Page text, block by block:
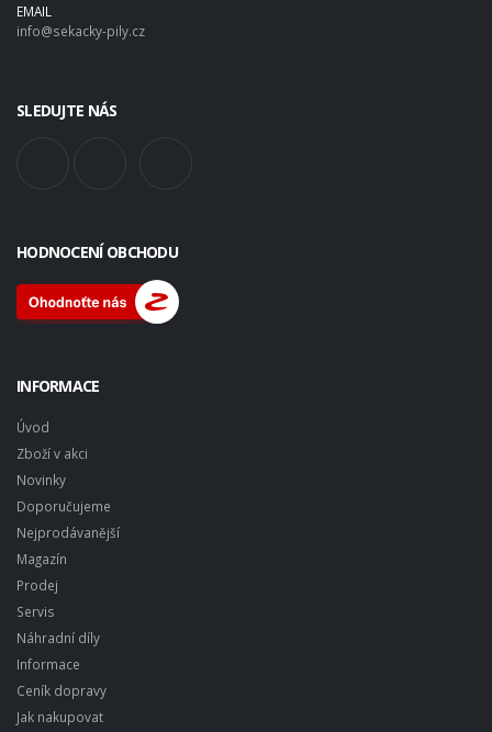
EMAIL
info@sekacky-pily.cz
SLEDUJTE NÁS
HODNOCENÍ OBCHODU
INFORMACE
Úvod
Zboží v akci
Novinky
Doporučujeme
Nejprodávanější
Magazín
Prodej
Servis
Náhradní díly
Informace
Ceník dopravy
Jak nakupovat